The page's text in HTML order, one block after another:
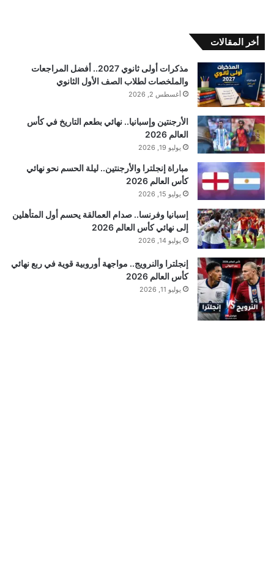
أخر المقالات
مذكرات أولى ثانوي 2027.. أفضل المراجعات
والملخصات لطلاب الصف الأول الثانوي
أغسطس 2, 2026
الأرجنتين وإسبانيا.. نهائي بطعم التاريخ في كأس
العالم 2026
يوليو 19, 2026
مباراة إنجلترا والأرجنتين.. ليلة الحسم نحو نهائي
كأس العالم 2026
يوليو 15, 2026
إسبانيا وفرنسا.. صدام العمالقة يحسم أول المتأهلين
إلى نهائي كأس العالم 2026
يوليو 14, 2026
إنجلترا والنرويج.. مواجهة أوروبية قوية في ربع نهائي
كأس العالم 2026
يوليو 11, 2026